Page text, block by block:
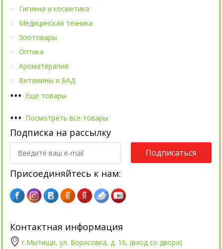
••• Еще товары
Гигиена и косметика
Медицинская техника
Зоотовары
Оптика
Ароматерапия
Витамины и БАД
••• Посмотреть все товары
Подписка на рассылку
Подписаться
Присоединяйтесь к нам:
Контактная информация
г.Мытищи, ул. Борисовка, д. 16, (вход со двора)